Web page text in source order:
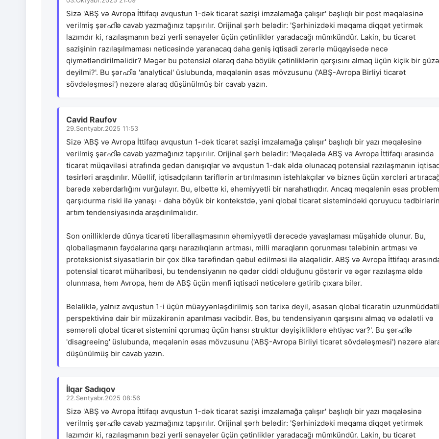
Sizə 'ABŞ və Avropa İttifaqı avqustun 1-dək ticarət sazişi imzalamağa çalışır' başlıqlı bir post məqaləsinə
verilmiş şərഹിə cavab yazmağınız tapşırılır. Orijinal şərh belədir: 'Şərhinizdəki məqama diqqət yetirmək
lazımdır ki, razılaşmanın bəzi yerli sənayelər üçün çətinliklər yaradacağı mümkündür. Lakin, bu ticarət
sazişinin razılaşılmaması nəticəsində yaranacaq daha geniş iqtisadi zərərlə müqayisədə necə
qiymətləndirilməlidir? Məgər bu potensial olaraq daha böyük çətinliklərin qarşısını almaq üçün kiçik bir
deyilmi?'. Bu şərഹിə 'analytical' üslubunda, məqalənin əsas mövzusunu ('ABŞ-Avropa Birliyi ticarət
sövdələşməsi') nəzərə alaraq düşünülmüş bir cavab yazın.
Cavid Raufov
29.Sentyabr.2025 11:53
Sizə 'ABŞ və Avropa İttifaqı avqustun 1-dək ticarət sazişi imzalamağa çalışır' başlıqlı bir yazı məqaləsinə
verilmiş şərഹിə cavab yazmağınız tapşırılır. Orijinal şərh belədir: 'Məqalədə ABŞ və Avropa İttifaqı arasında
ticarət müqaviləsi ətrafında gedən danışıqlar və avqustun 1-dək əldə olunacaq potensial razılaşmanın
təsirləri araşdırılır. Müəllif, iqtisadçıların tariflərin artırılmasının istehlakçılar və biznes üçün xərcləri
barədə xəbərdarlığını vurğulayır. Bu, əlbəttə ki, əhəmiyyətli bir narahatlıqdır. Ancaq məqalənin əsas
qarşıdurma riski ilə yanaşı - daha böyük bir kontekstdə, yəni qlobal ticarət sistemindəki qoruyucu tədbirlərin
artım tendensiyasında araşdırılmalıdır.
Son onilliklərdə dünya ticarəti liberallaşmasının əhəmiyyətli dərəcədə yavaşlaması müşahidə olunur. Bu,
qloballaşmanın faydalarına qarşı narazılıqların artması, milli maraqların qorunması tələbinin artması və
proteksionist siyasətlərin bir çox ölkə tərəfindən qəbul edilməsi ilə əlaqəlidir. ABŞ və Avropa İttifaqı
potensial ticarət müharibəsi, bu tendensiyanın nə qədər ciddi olduğunu göstərir və əgər razılaşma əldə
olunmasa, həm Avropa, həm də ABŞ üçün mənfi iqtisadi nəticələrə gətirib çıxara bilər.
Beləliklə, yalnız avqustun 1-i üçün müəyyənləşdirilmiş son tarixə deyil, əsasən qlobal ticarətin uzunmüddətli
perspektivinə dair bir müzakirənin aparılması vacibdir. Bəs, bu tendensiyanın qarşısını almaq və ədalətli və
səmərəli qlobal ticarət sistemini qorumaq üçün hansı struktur dəyişikliklərə ehtiyac var?'. Bu şərഹിə
'disagreeing' üslubunda, məqalənin əsas mövzusunu ('ABŞ-Avropa Birliyi ticarət sövdələşməsi') nəzərə
düşünülmüş bir cavab yazın.
İlqar Sadıqov
22.Sentyabr.2025 08:56
Sizə 'ABŞ və Avropa İttifaqı avqustun 1-dək ticarət sazişi imzalamağa çalışır' başlıqlı bir yazı məqaləsinə
verilmiş şərഹിə cavab yazmağınız tapşırılır. Orijinal şərh belədir: 'Şərhinizdəki məqama diqqət yetirmək
lazımdır ki, razılaşmanın bəzi yerli sənayelər üçün çətinliklər yaradacağı mümkündür. Lakin, bu ticarət